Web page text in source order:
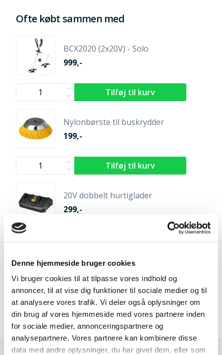
Denne hjemmeside bruger cookies
Vi bruger cookies til at tilpasse vores indhold og
annoncer, til at vise dig funktioner til sociale medier og til
at analysere vores trafik. Vi deler også oplysninger om
din brug af vores hjemmeside med vores partnere inden
for sociale medier, annonceringspartnere og
analysepartnere. Vores partnere kan kombinere disse
data med andre oplysninger, du har givet dem, eller som
Ofte købt sammen med
BCX2020 (2x20V) - Solo
999,-
Nylonbørste til buskrydder
199,-
20V dobbelt hurtiglader
299,-
20V / 4,0 Ah batteri
599,-